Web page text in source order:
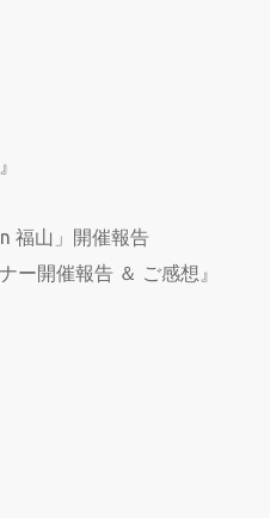
福山」開催報告
ー開催報告 ＆ ご感想』